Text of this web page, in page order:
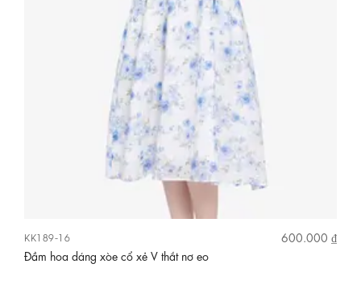
KK189-16
600.000 ₫
Đầm hoa dáng xòe cổ xẻ V thắt nơ eo